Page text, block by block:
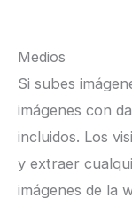
Medios
Si subes
imágenes con
incluidos. Los
y extraer
imágenes de la